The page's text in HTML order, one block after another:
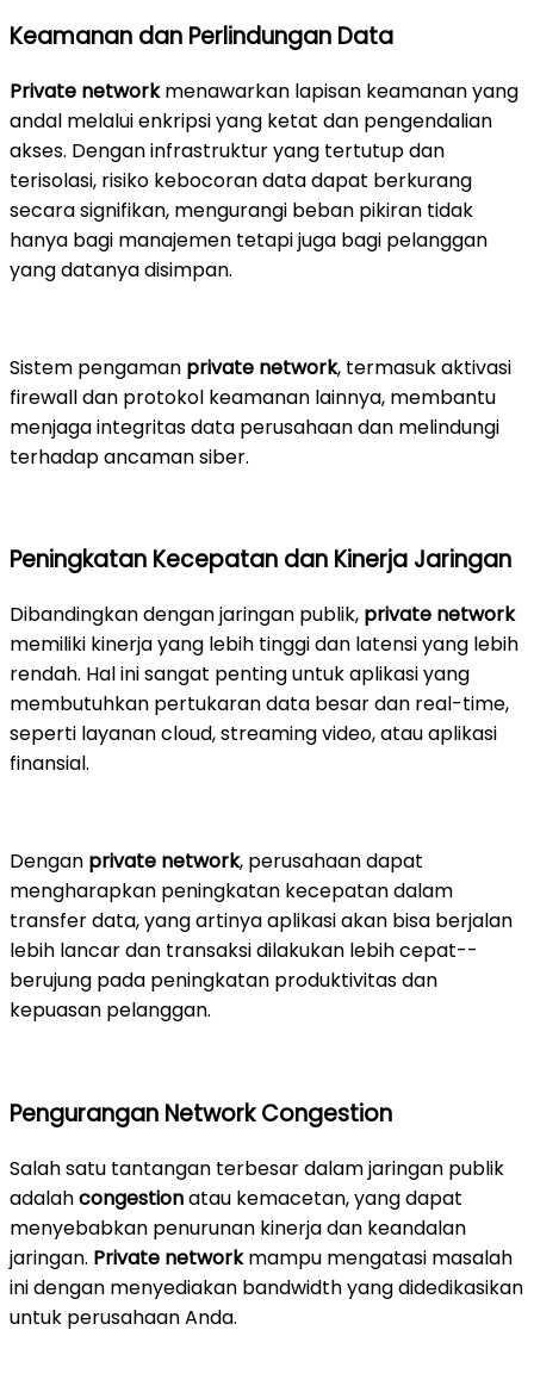
Keamanan dan Perlindungan Data
Private networkmenawarkan lapisan keamanan yang
andal melalui enkripsi yang ketat dan pengendalian
akses. Dengan infrastruktur yang tertutup dan
terisolasi, risiko kebocoran data dapat berkurang
secara signifikan, mengurangi beban pikiran tidak
hanya bagi manajemen tetapi juga bagi pelanggan
yang datanya disimpan.
Sistem pengaman private network, termasuk aktivasi
firewall dan protokol keamanan lainnya, membantu
menjaga integritas data perusahaan dan melindungi
terhadap ancaman siber.
Peningkatan Kecepatan dan Kinerja Jaringan
Dibandingkan dengan jaringan publik, private network
memiliki kinerja yang lebih tinggi dan latensi yang lebih
rendah. Hal ini sangat penting untuk aplikasi yang
membutuhkan pertukaran data besar dan real-time,
seperti layanan cloud, streaming video, atau aplikasi
finansial.
Dengan private network, perusahaan dapat
mengharapkan peningkatan kecepatan dalam
transfer data, yang artinya aplikasi akan bisa berjalan
lebih lancar dan transaksi dilakukan lebih cepat--
berujung pada peningkatan produktivitas dan
kepuasan pelanggan.
Pengurangan Network Congestion
Salah satu tantangan terbesar dalam jaringan publik
adalahcongestionatau kemacetan, yang dapat
menyebabkan penurunan kinerja dan keandalan
jaringan. Private networkmampu mengatasi masalah
ini dengan menyediakan bandwidth yang didedikasikan
untuk perusahaan Anda.